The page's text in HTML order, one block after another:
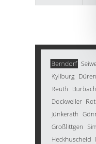
Berndorf
Kyllburg Düren
Reuth Burbach
Dockweiler
Jünkerath
Großlittgen
Heckhuscheid